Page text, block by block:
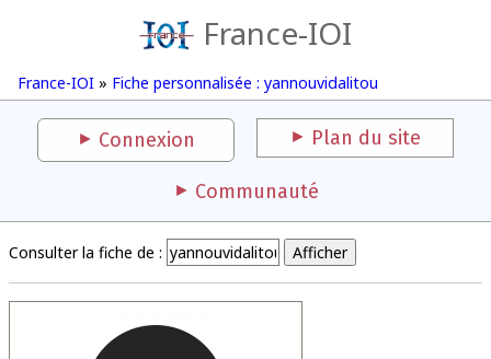
France-IOI
France-IOI » Fiche personnalisée : yannouvidalitou
Connexion Plan du site
Communauté
Consulter la fiche de :